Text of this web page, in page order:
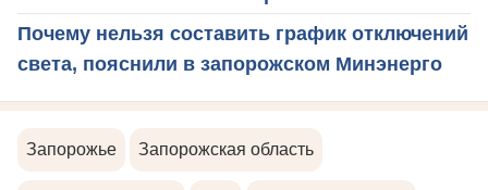
Почему нельзя составить график отключений
света, пояснили в запорожском Минэнерго
Запорожье Запорожская область